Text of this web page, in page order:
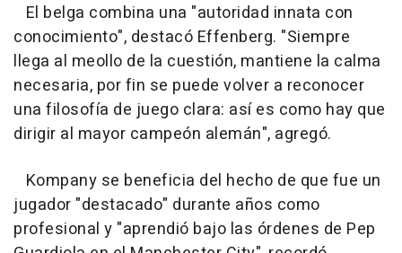
El belga combina una "autoridad innata con
conocimiento", destacó Effenberg. "Siempre
llega al meollo de la cuestión, mantiene la calma
necesaria, por fin se puede volver a reconocer
una filosofía de juego clara: así es como hay que
dirigir al mayor campeón alemán", agregó.
Kompany se beneficia del hecho de que fue un
jugador "destacado" durante años como
profesional y "aprendió bajo las órdenes de Pep